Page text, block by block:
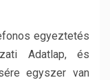
egyeztetés
Adatlap, és
egyszer van